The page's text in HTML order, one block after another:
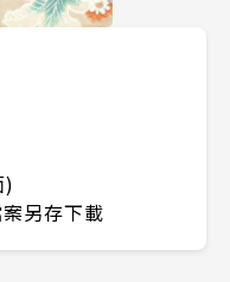
)
另存下載